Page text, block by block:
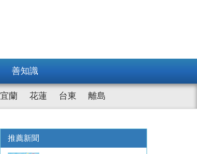
善知識
宜蘭 花蓮 台東 離島
推薦新聞